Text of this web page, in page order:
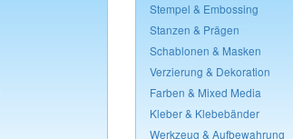
Stempel & Embossing
Stanzen & Prägen
Schablonen & Masken
Verzierung & Dekoration
Farben & Mixed Media
Kleber & Klebebänder
Werkzeug & Aufbewahrung